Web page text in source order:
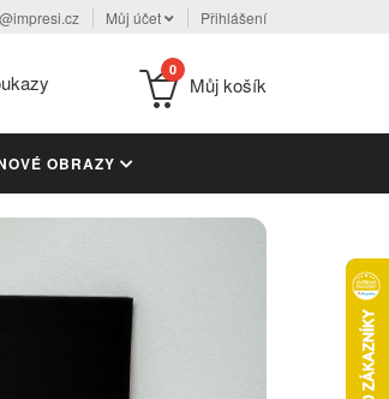
Můj účet Přihlášení
0
Můj košík
OBRAZY